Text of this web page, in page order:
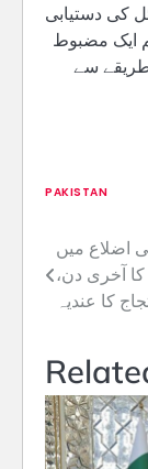
کی دستیابی
ایک مضبوط
سے
PAKISTAN
Post
اضلاع میں
آخری دن،
کا عندیہ